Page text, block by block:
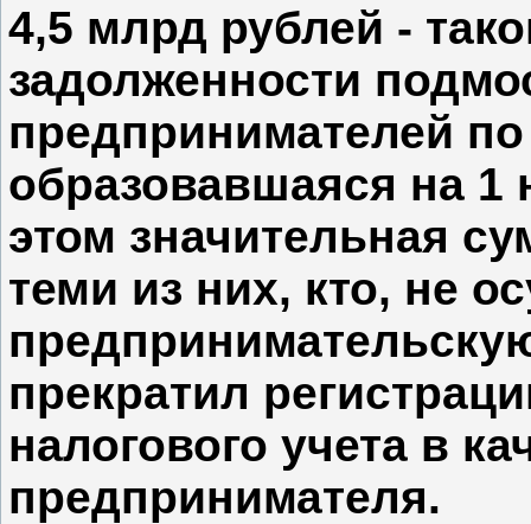
4,5 млрд рублей -
задолженности
предпринимателей
образовавшаяся на 1
этом значительная
теми из них, кто, не
прекратил
налогового учета в
предпринимателя.